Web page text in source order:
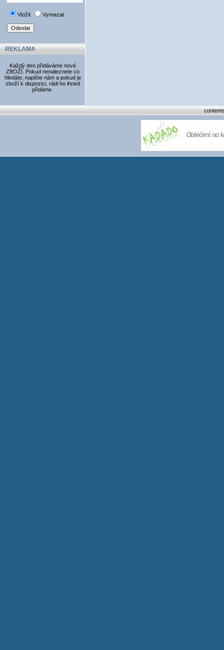
Vložit Vymazat
REKLAMA
Každý den přidáváme nové
ZBOŽÍ. Pokud nenaleznete co
hledáte, napište nám a pokud je
zboží k dispozici, rádi ho ihned
přidáme.